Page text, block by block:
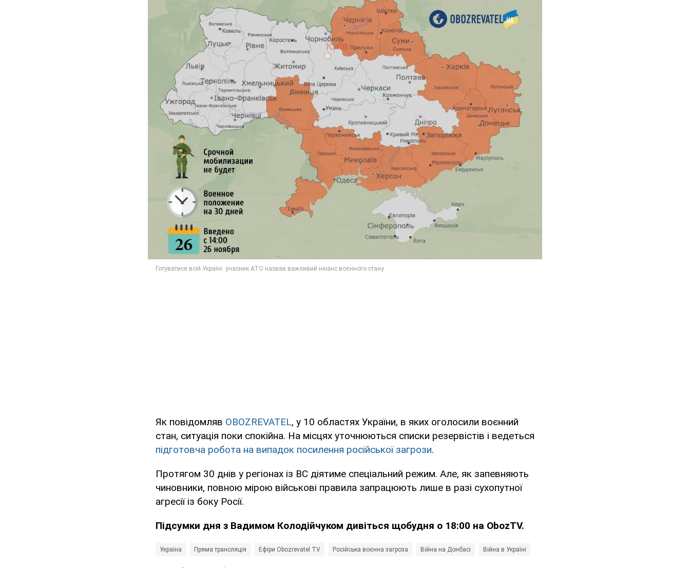
Як повідомляв OBOZREVATEL, у 10 областях України, в яких оголосили воєнний
стан, ситуація поки спокійна. На місцях уточнюються списки резервістів і ведеться
підготовча робота на випадок посилення російської загрози.
Протягом 30 днів у регіонах із ВС діятиме спеціальний режим. Але, як запевняють
чиновники, повною мірою військові правила запрацюють лише в разі сухопутної
агресії із боку Росії.
Підсумки дня з Вадимом Колодійчуком дивіться щобудня о 18:00 на ObozTV.
Україна Пряма трансляція Ефіри Obozrevatel TV Російська воєнна загроза Війна на Донбасі Війна в Україні